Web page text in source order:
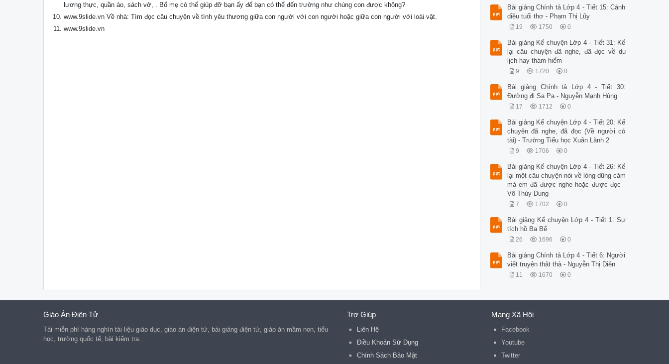
lương thực, quần áo, sách vở, . Bố mẹ có thể giúp đỡ bạn ấy để bạn có thể đến trường như chúng con được không?
www.9slide.vn Về nhà: Tìm đọc câu chuyện về tình yêu thương giữa con người với con người hoặc giữa con người với loài vật.
www.9slide.vn
Bài giảng Chính tả Lớp 4 - Tiết 15: Cánh
diều tuổi thơ - Phạm Thị Lũy
19 1750 0
Bài giảng Kể chuyện Lớp 4 - Tiết 31: Kể
lại câu chuyện đã nghe, đã đọc về du
lịch hay thám hiểm
9 1720 0
Bài giảng Chính tả Lớp 4 - Tiết 30:
Đường đi Sa Pa - Nguyễn Mạnh Hùng
17 1712 0
Bài giảng Kể chuyện Lớp 4 - Tiết 20: Kể
chuyện đã nghe, đã đọc (Về người có
tài) - Trường Tiểu học Xuân Lãnh 2
9 1706 0
Bài giảng Kể chuyện Lớp 4 - Tiết 26: Kể
lại một câu chuyện nói về lòng dũng cảm
mà em đã được nghe hoặc được đọc -
Võ Thùy Dung
7 1702 0
Bài giảng Kể chuyện Lớp 4 - Tiết 1: Sự
tích hồ Ba Bể
26 1696 0
Bài giảng Chính tả Lớp 4 - Tiết 6: Người
viết truyện thật thà - Nguyễn Thị Diên
11 1670 0
Giáo Án Điện Tử
Tải miễn phí hàng nghìn tài liệu giáo dục, giáo án điện tử, bài giảng điện tử, giáo án mầm non, tiểu
học, trường quốc tế, bài kiểm tra.
Trợ Giúp
Liên Hệ
Điều Khoản Sử Dụng
Chính Sách Bảo Mật
Mạng Xã Hội
Facebook
Youtube
Twitter